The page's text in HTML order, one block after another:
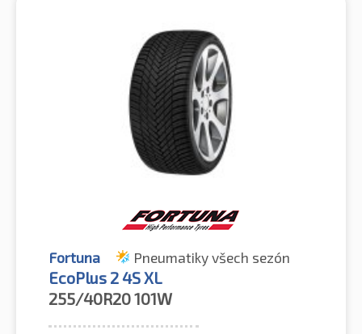
Fortuna Pneumatiky všech sezón
EcoPlus 2 4S XL
255/40R20101W